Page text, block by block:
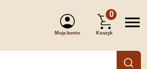
Moje konto
0
Koszyk